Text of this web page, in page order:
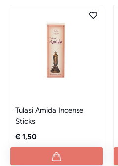
Tulasi Amida Incense
Sticks
€ 1,50